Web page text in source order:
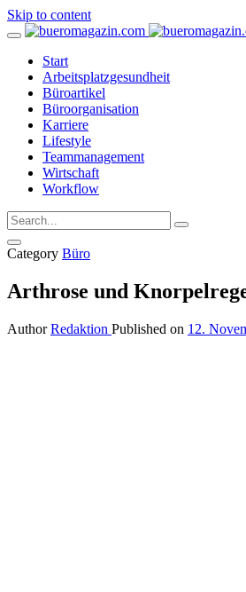
Skip to content
Start
Arbeitsplatzgesundheit
Büroartikel
Büroorganisation
Karriere
Lifestyle
Teammanagement
Wirtschaft
Workflow
Category Büro
Arthrose und
Author Redaktion Published on 12.